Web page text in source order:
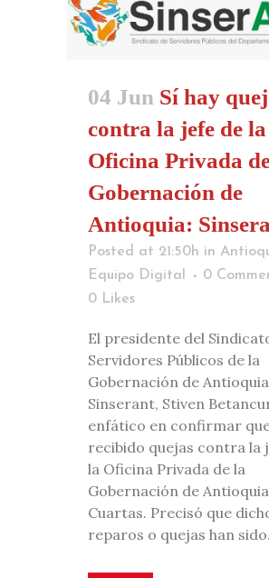
04 Jun Sí hay
contra la jefe de la
Oficina Privada
Gobernación de
Antioquia:
Posted at 21:50h in
Equipo Digital
0
0 Likes
El presidente del
Servidores Públicos de la
Gobernación de
Sinserant, Stiven
enfático en confirmar
recibido quejas contra la
la Oficina Privada de la
Gobernación de
Cuartas. Precisó que
reparos o quejas han